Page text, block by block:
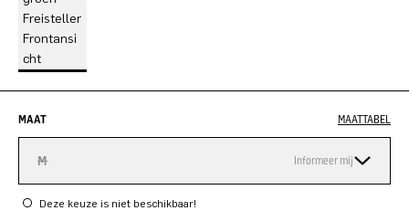
MAAT MAATTABEL
M Informeer mij
Deze keuze is niet beschikbaar!